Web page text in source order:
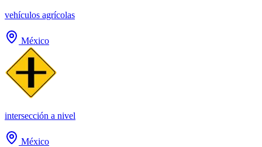
vehículos agrícolas
México
intersección a nivel
México